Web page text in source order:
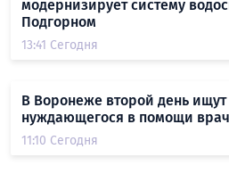
модернизирует систему
Подгорном
13:41 Сегодня
В Воронеже второй день ищут
нуждающегося в помощи
11:10 Сегодня